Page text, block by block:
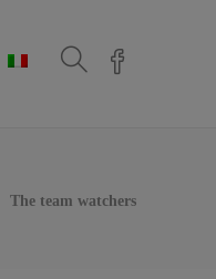
The team watchers